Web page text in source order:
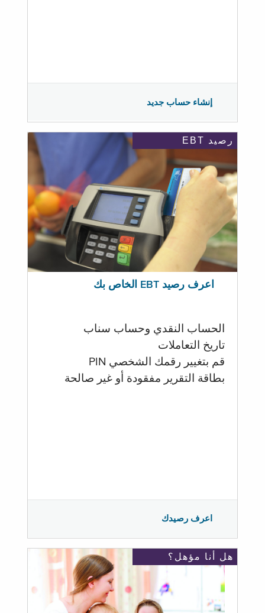
إنشاء حساب جديد
رصيد EBT
اعرف رصيد EBT الخاص بك
الحساب النقدي وحساب سناب
تاريخ التعاملات
قم بتغيير رقمك الشخصي PIN
بطاقة التقرير مفقودة أو غير صالحة
اعرف رصيدك
هل أنا مؤهل؟